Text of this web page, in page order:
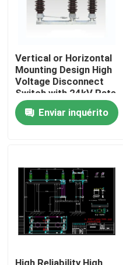
Casa
Produtos
Sobre nós
Vertical or Horizontal
Mounting Design High
Voltage Disconnect
Switch with 24kV Rate
Voltage
Enviar inquérito